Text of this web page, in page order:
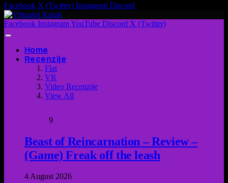
Facebook X (Twitter) Instagram Discord
Facebook InstagramYouTube Discord X (Twitter)
Home
Recenzije
Flat
VR
Video Recenzije
View All
9
Beast of Reincarnation – Review –
(Game) Freak off the leash
4 August 2026